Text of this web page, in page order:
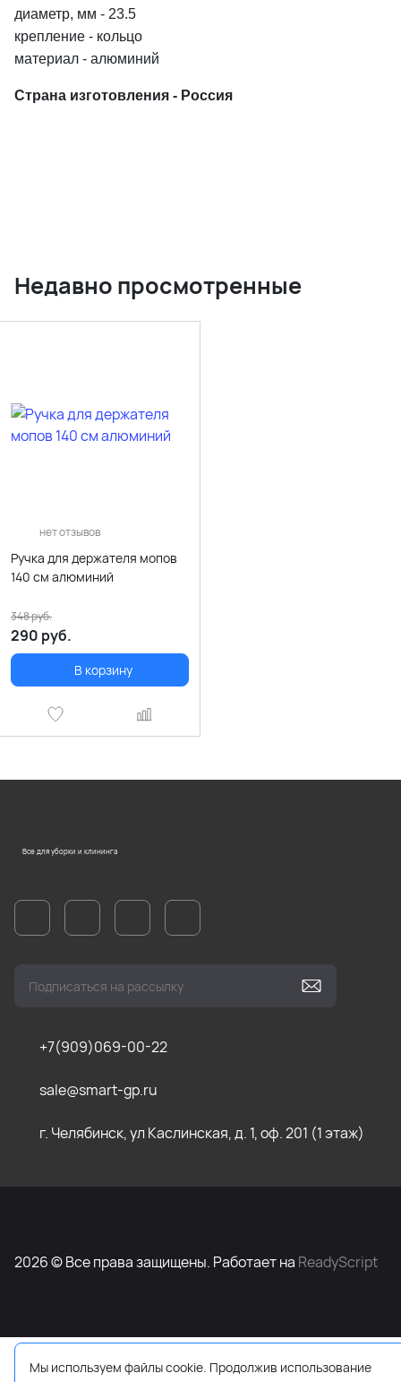
диаметр, мм - 23.5
крепление - кольцо
материал - алюминий
Страна изготовления - Россия
Недавно просмотренные
нет отзывов
Ручка для держателя мопов
140 см алюминий
290 руб.
348руб.
В корзину
Все для уборки и клининга
+7(909)069-00-22
sale@smart-gp.ru
г. Челябинск, ул Каслинская, д. 1, оф. 201 (1 этаж)
2026 © Все права защищены. Работает на ReadyScript
Мы используем файлы cookie. Продолжив использование